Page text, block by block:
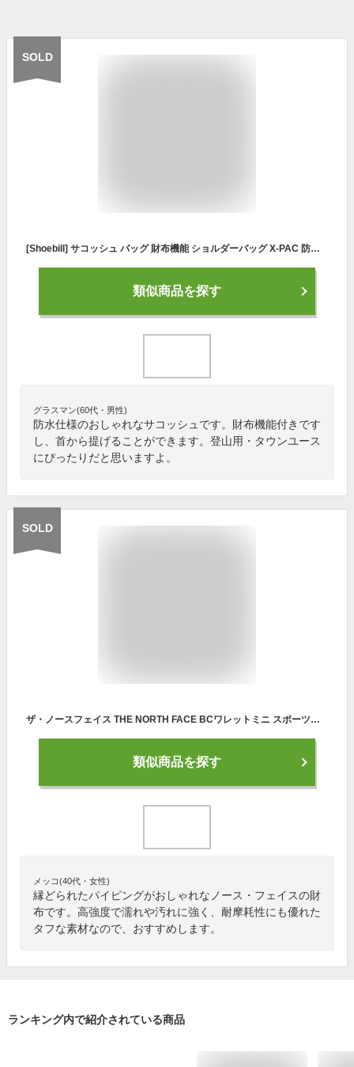
SOLD
[Shoebill] サコッシュ バッグ 財布機能 ショルダーバッグ X-PAC 防水 登山 アウトドア 軽量
類似商品を探す
グラスマン(60代・男性)
防水仕様のおしゃれなサコッシュです。財布機能付きです
し、首から提げることができます。登山用・タウンユース
にぴったりだと思いますよ。
SOLD
ザ・ノースフェイス THE NORTH FACE BCワレットミニ スポーツアクセサリー・コイン財布 NM82154
類似商品を探す
メッコ(40代・女性)
縁どられたパイピングがおしゃれなノース・フェイスの財
布です。高強度で濡れや汚れに強く、耐摩耗性にも優れた
タフな素材なので、おすすめします。
ランキング内で紹介されている商品